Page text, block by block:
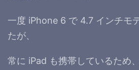
一度 iPhone 6 で 4.7 インチモ
たが、
常に iPad も携帯しているため